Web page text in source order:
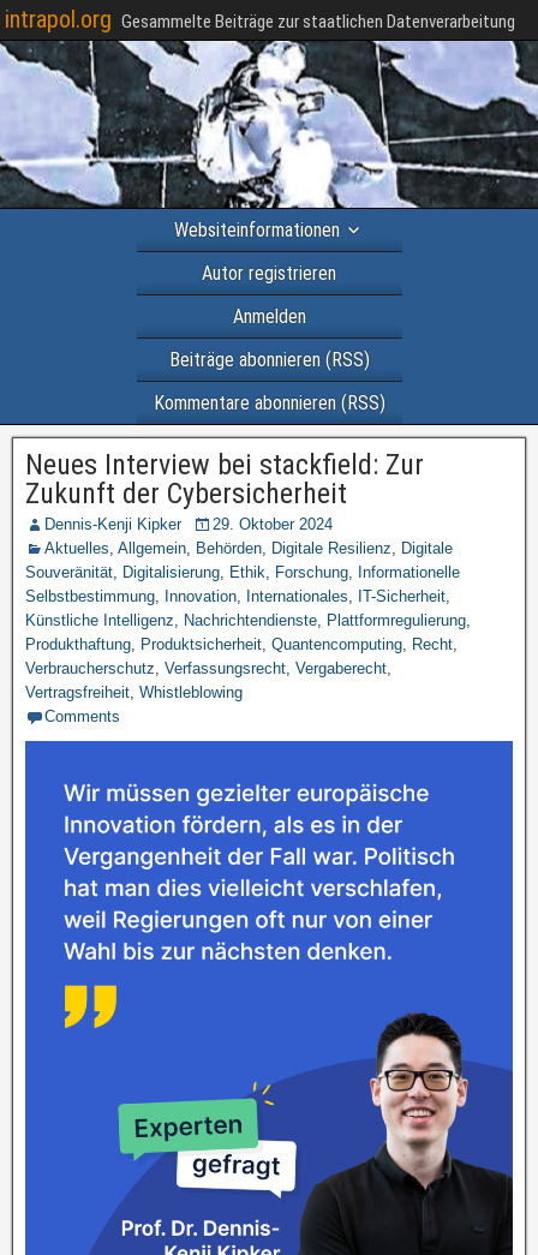
intrapol.org Gesammelte Beiträge zur staatlichen Datenverarbeitung
Websiteinformationen
Autor registrieren
Anmelden
Beiträge abonnieren (RSS)
Kommentare abonnieren (RSS)
Neues Interview bei stackfield: Zur
Zukunft der Cybersicherheit
Dennis-Kenji Kipker
29. Oktober 2024
Aktuelles, Allgemein, Behörden, Digitale Resilienz, Digitale
Souveränität, Digitalisierung, Ethik, Forschung, Informationelle
Selbstbestimmung, Innovation, Internationales, IT-Sicherheit,
Künstliche Intelligenz, Nachrichtendienste, Plattformregulierung,
Produkthaftung, Produktsicherheit, Quantencomputing, Recht,
Verbraucherschutz, Verfassungsrecht, Vergaberecht,
Vertragsfreiheit, Whistleblowing
Comments